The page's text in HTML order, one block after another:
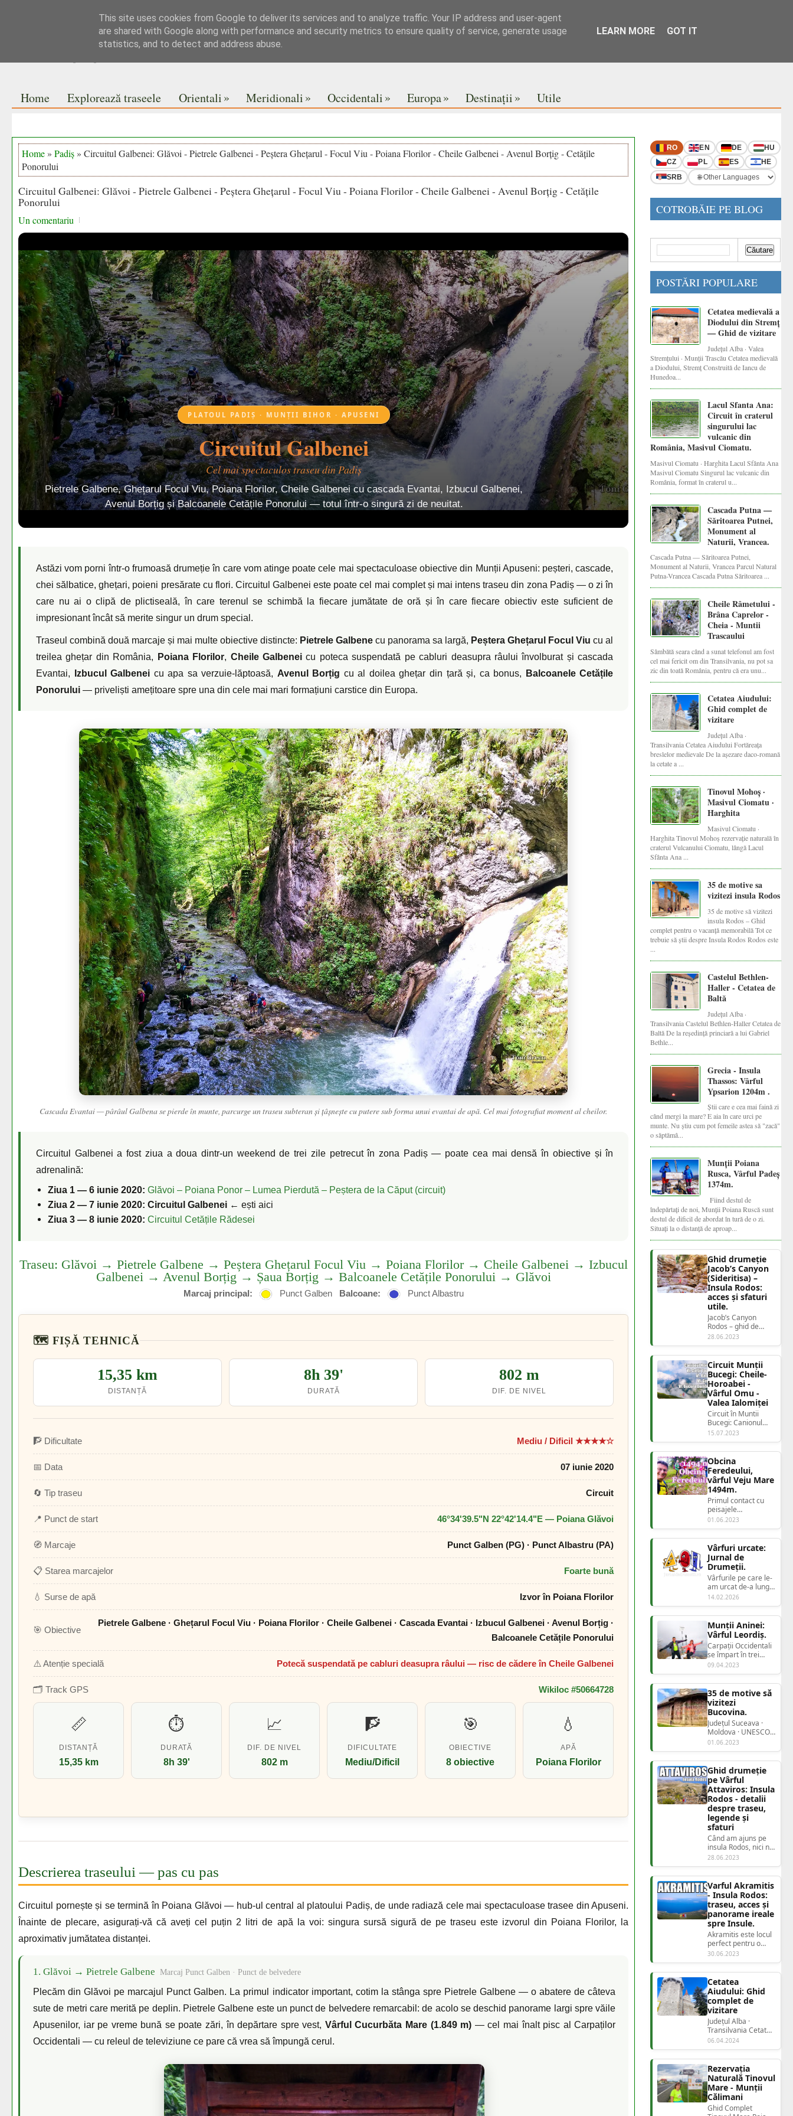
Jurnal de drumeții
Home Explorează traseele Orientali» Meridionali» Occidentali» Europa» Destinații» Utile
Home » Padiș » Circuitul Galbenei: Glăvoi - Pietrele Galbenei - Peștera Ghețarul - Focul Viu - Poiana Florilor - Cheile Galbenei - Avenul Borțig - Cetățile
Ponorului
Circuitul Galbenei: Glăvoi - Pietrele Galbenei - Peștera Ghețarul - Focul Viu - Poiana Florilor - Cheile Galbenei - Avenul Borțig - Cetățile
Ponorului
Un comentariu
PLATOUL PADIȘ · MUNȚII BIHOR · APUSENI
Circuitul Galbenei
Cel mai spectaculos traseu din Padiș
Pietrele Galbene, Ghețarul Focul Viu, Poiana Florilor, Cheile Galbenei cu cascada Evantai, Izbucul Galbenei,
Avenul Borțig și Balcoanele Cetățile Ponorului — totul într-o singură zi de neuitat.
Astăzi vom porni într-o frumoasă drumeție în care vom atinge poate cele mai spectaculoase obiective din Munții Apuseni: peșteri, cascade,
chei sălbatice, ghețari, poieni presărate cu flori. Circuitul Galbenei este poate cel mai complet și mai intens traseu din zona Padiș — o zi în
care nu ai o clipă de plictiseală, în care terenul se schimbă la fiecare jumătate de oră și în care fiecare obiectiv este suficient de
impresionant încât să merite singur un drum special.
Traseul combină două marcaje și mai multe obiective distincte: Pietrele Galbene cu panorama sa largă, Peștera Ghețarul Focul Viu cu al
treilea ghețar din România, Poiana Florilor, Cheile Galbenei cu poteca suspendată pe cabluri deasupra râului învolburat și cascada
Evantai, Izbucul Galbenei cu apa sa verzuie-lăptoasă, Avenul Borțig cu al doilea ghețar din țară și, ca bonus, Balcoanele Cetățile
Ponorului — priveliști amețitoare spre una din cele mai mari formațiuni carstice din Europa.
Cascada Evantai — pârâul Galbena se pierde în munte, parcurge un traseu subteran și țâșnește cu putere sub forma unui evantai de apă. Cel mai fotografiat moment al cheilor.
Circuitul Galbenei a fost ziua a doua dintr-un weekend de trei zile petrecut în zona Padiș — poate cea mai densă în obiective și în
adrenalină:
Ziua 1 — 6 iunie 2020: Glăvoi – Poiana Ponor – Lumea Pierdută – Peștera de la Căput (circuit)
Ziua 2 — 7 iunie 2020: Circuitul Galbenei ← ești aici
Ziua 3 — 8 iunie 2020: Circuitul Cetățile Rădesei
Traseu: Glăvoi → Pietrele Galbene → Peștera Ghețarul Focul Viu → Poiana Florilor → Cheile Galbenei → Izbucul
Galbenei → Avenul Borțig → Șaua Borțig → Balcoanele Cetățile Ponorului → Glăvoi
Marcaj principal: Punct Galben Balcoane: Punct Albastru
🗺️ FIȘĂ TEHNICĂ
15,35 km
DISTANȚĂ
8h 39'
DURATĂ
802 m
DIF. DE NIVEL
🧗 Dificultate Mediu / Dificil ★★★★☆
📅 Data 07 iunie 2020
🔄 Tip traseu Circuit
📍 Punct de start 46°34'39.5"N 22°42'14.4"E — Poiana Glăvoi
🧭 Marcaje Punct Galben (PG) · Punct Albastru (PA)
📋 Starea marcajelor Foarte bună
💧 Surse de apă Izvor în Poiana Florilor
🎯 Obiective
Pietrele Galbene · Ghețarul Focul Viu · Poiana Florilor · Cheile Galbenei · Cascada Evantai · Izbucul Galbenei · Avenul Borțig ·
Balcoanele Cetățile Ponorului
⚠️ Atenție specială Potecă suspendată pe cabluri deasupra râului — risc de cădere în Cheile Galbenei
🗂️ Track GPS Wikiloc #50664728
📏
DISTANȚĂ
15,35 km
⏱️
DURATĂ
8h 39'
📈
DIF. DE NIVEL
802 m
🧗
DIFICULTATE
Mediu/Dificil
🎯
OBIECTIVE
8 obiective
💧
APĂ
Poiana Florilor
Descrierea traseului — pas cu pas
Circuitul pornește și se termină în Poiana Glăvoi — hub-ul central al platoului Padiș, de unde radiază cele mai spectaculoase trasee din Apuseni.
Înainte de plecare, asigurați-vă că aveți cel puțin 2 litri de apă la voi: singura sursă sigură de pe traseu este izvorul din Poiana Florilor, la
aproximativ jumătatea distanței.
1. Glăvoi → Pietrele Galbene Marcaj Punct Galben · Punct de belvedere
Plecăm din Glăvoi pe marcajul Punct Galben. La primul indicator important, cotim la stânga spre Pietrele Galbene — o abatere de câteva
sute de metri care merită pe deplin. Pietrele Galbene este un punct de belvedere remarcabil: de acolo se deschid panorame largi spre văile
Apusenilor, iar pe vreme bună se poate zări, în depărtare spre vest, Vârful Cucurbăta Mare (1.849 m) — cel mai înalt pisc al Carpaților
Occidentali — cu releul de televiziune ce pare că vrea să împungă cerul.
RO EN DE
HU
CZ
PL ES
HE
SRB
COTROBĂIE PE BLOG
POSTĂRI POPULARE
Cetatea medievală a
Diodului din Stremț
— Ghid de vizitare
Județul Alba · Valea
Stremțului · Munții Trascău Cetatea medievală
a Diodului, Stremț Construită de Iancu de
Hunedoa...
Lacul Sfanta Ana:
Circuit în craterul
singurului lac
vulcanic din
România, Masivul Ciomatu.
Masivul Ciomatu · Harghita Lacul Sfânta Ana
Masivul Ciomatu Singurul lac vulcanic din
România, format în craterul u...
Cascada Putna —
Săritoarea Putnei,
Monument al
Naturii, Vrancea.
Cascada Putna — Săritoarea Putnei,
Monument al Naturii, Vrancea Parcul Natural
Putna-Vrancea Cascada Putna Săritoarea ...
Cheile Râmetului -
Brâna Caprelor -
Cheia - Muntii
Trascaului
Sâmbătă seara când a sunat telefonul am fost
cel mai fericit om din Transilvania, nu pot sa
zic din toată România, pentru că era unu...
Cetatea Aiudului:
Ghid complet de
vizitare
Județul Alba ·
Transilvania Cetatea Aiudului Fortăreața
breslelor medievale De la așezare daco-romană
la cetate a ...
Tinovul Mohoș ·
Masivul Ciomatu ·
Harghita
Masivul Ciomatu ·
Harghita Tinovul Mohoș rezervație naturală în
craterul Vulcanului Ciomatu, lângă Lacul
Sfânta Ana ...
35 de motive sa
vizitezi insula Rodos
35 de motive să vizitezi
insula Rodos – Ghid
complet pentru o vacanță memorabilă Tot ce
trebuie să știi despre Insula Rodos Rodos este
...
Castelul Bethlen-
Haller - Cetatea de
Baltă
Județul Alba ·
Transilvania Castelul Bethlen-Haller Cetatea de
Baltă De la reședință princiară a lui Gabriel
Bethle...
Grecia - Insula
Thassos: Vârful
Ypsarion 1204m .
Știi care e cea mai faină zi
când mergi la mare? E aia în care urci pe
munte. Nu știu cum pot femeile astea să "zacă"
o săptămâ...
Munții Poiana
Rusca, Vârful Padeș
1374m.
Fiind destul de
îndepărtați de noi, Munții Poiana Ruscă sunt
destul de dificil de abordat în tură de o zi.
Situați la o distanță de aproap...
Ghid drumeție
Jacob’s Canyon
(Sideritisa) –
Insula Rodos:
acces și sfaturi
utile.
Jacob’s Canyon
Rodos – ghid de
drumeție prin
canionul sălbatic din
vestul insulei Dacă
eș...
28.06.2023
Circuit Munții
Bucegi: Cheile-
Horoabei -
Vârful Omu -
Valea Ialomiței
Circuit în Muntii
Bucegi: Canionul
Horoabe, Colții
Țapului, Guțanu și
Vârful Omu cu cob...
15.07.2023
Obcina
Feredeului,
vârful Veju Mare
1494m.
Primul contact cu
peisajele
bucovinene a fost
copleșitor. Munții nu
erau abrupți, ci
blân...
01.06.2023
Vârfuri urcate:
Jurnal de
Drumeții.
Vârfurile pe care le-
am urcat de-a lungul
anilor, o evidență
autentică a locurilor
unde am...
14.02.2026
Munții Aninei:
Vârful Leordiș.
Carpații Occidentali
se împart în trei
grupe: Grupa
nordică, alcătuită
din Munții Apu...
09.04.2023
35 de motive să
vizitezi
Bucovina.
Județul Suceava ·
Moldova · UNESCO
35 de motive să
vizitezi BucovinaȚa...
01.06.2023
Ghid drumeție
pe Vârful
Attaviros: Insula
Rodos - detalii
despre traseu,
legende și
sfaturi
Când am ajuns pe
insula Rodos, nici nu
se lăsase bine seara
și deja mă
interesam de închir...
28.06.2023
Varful Akramitis
- Insula Rodos:
traseu, acces și
panorame ireale
spre Insule.
Akramitis este locul
perfect pentru o
experiență montană
autentică, departe
de aglomerați...
30.06.2023
Cetatea
Aiudului: Ghid
complet de
vizitare
Județul Alba ·
Transilvania Cetatea
AiuduluiFortăreața
breslelor medie...
06.04.2024
Rezervația
Naturală Tinovul
Mare - Munții
Călimani
Ghid Complet
This site uses cookies from Google to deliver its services and to analyze traffic. Your IP address and user-agent
are shared with Google along with performance and security metrics to ensure quality of service, generate usage
statistics, and to detect and address abuse.
LEARN MORE GOT IT